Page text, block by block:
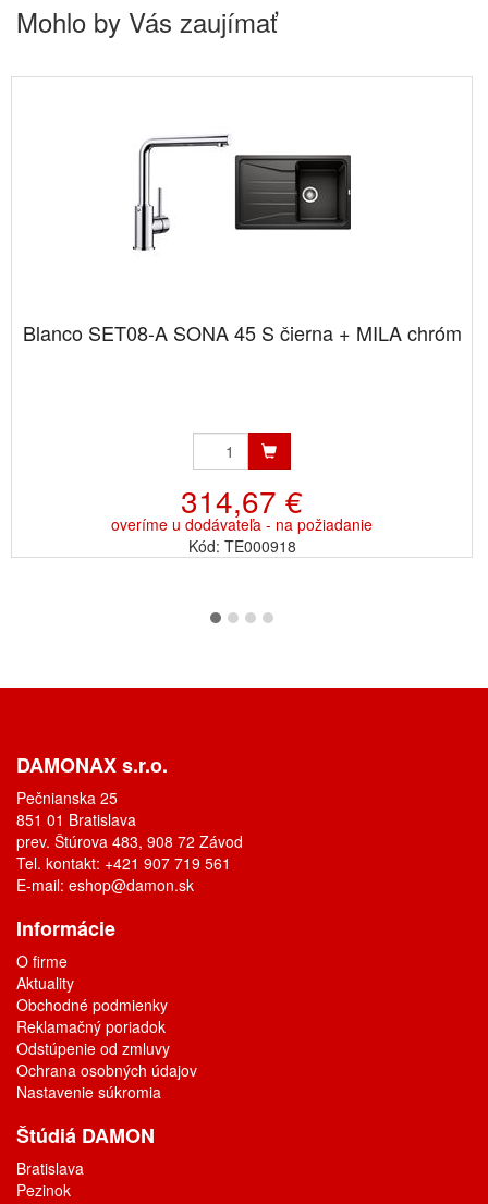
Mohlo by Vás zaujímať
Blanco SET08-A SONA 45 S čierna + MILA chróm
314,67 €
overíme u dodávateľa - na požiadanie
Kód: TE000918
DAMONAX s.r.o.
Pečnianska 25
851 01 Bratislava
prev. Štúrova 483, 908 72 Závod
Tel. kontakt: +421 907 719 561
E-mail: eshop@damon.sk
Informácie
O firme
Aktuality
Obchodné podmienky
Reklamačný poriadok
Odstúpenie od zmluvy
Ochrana osobných údajov
Nastavenie súkromia
Štúdiá DAMON
Bratislava
Pezinok